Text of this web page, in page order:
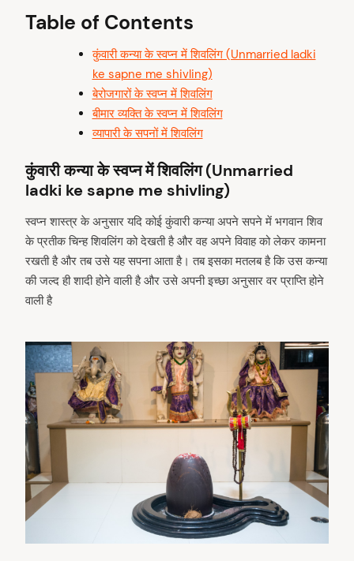
Table of Contents
कुंवारी कन्या के स्वप्न में शिवलिंग (Unmarried ladki
ke sapne me shivling)
बेरोजगारों के स्वप्न में शिवलिंग
बीमार व्यक्ति के स्वप्न में शिवलिंग
व्यापारी के सपनों में शिवलिंग
कुंवारी कन्या के स्वप्न में शिवलिंग (Unmarried
ladki ke sapne me shivling)
स्वप्न शास्त्र के अनुसार यदि कोई कुंवारी कन्या अपने सपने में भगवान शिव
के प्रतीक चिन्ह शिवलिंग को देखती है और वह अपने विवाह को लेकर कामना
रखती है और तब उसे यह सपना आता है। तब इसका मतलब है कि उस कन्या
की जल्द ही शादी होने वाली है और उसे अपनी इच्छा अनुसार वर प्राप्ति होने
वाली है